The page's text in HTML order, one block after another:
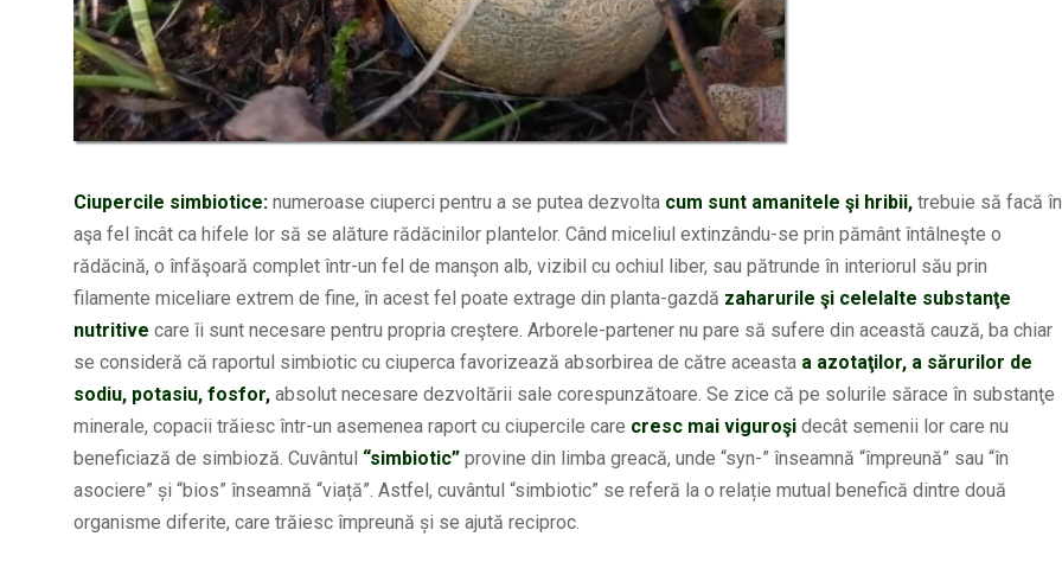
Ciupercile simbiotice: numeroase ciuperci pentru a se putea dezvolta cum sunt amanitele şi hribii, trebuie să facă în
aşa fel încât ca hifele lor să se alăture rădăcinilor plantelor. Când miceliul extinzându-se prin pământ întâlneşte o
rădăcină, o înfăşoară complet într-un fel de manşon alb, vizibil cu ochiul liber, sau pătrunde în interiorul său prin
filamente miceliare extrem de fine, în acest fel poate extrage din planta-gazdă zaharurile şi celelalte substanţe
nutritive care îi sunt necesare pentru propria creştere. Arborele-partener nu pare să sufere din această cauză, ba chiar
se consideră că raportul simbiotic cu ciuperca favorizează absorbirea de către aceasta a azotaţilor, a sărurilor de
sodiu, potasiu, fosfor, absolut necesare dezvoltării sale corespunzătoare. Se zice că pe solurile sărace în substanţe
minerale, copacii trăiesc într-un asemenea raport cu ciupercile care cresc mai viguroşi decât semenii lor care nu
beneficiază de simbioză. Cuvântul “simbiotic” provine din limba greacă, unde “syn-” înseamnă “împreună” sau “în
asociere” și “bios” înseamnă “viață”. Astfel, cuvântul “simbiotic” se referă la o relație mutual benefică dintre două
organisme diferite, care trăiesc împreună și se ajută reciproc.